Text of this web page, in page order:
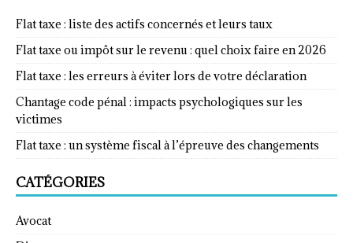
Flat taxe : liste des actifs concernés et leurs taux
Flat taxe ou impôt sur le revenu : quel choix faire en 2026
Flat taxe : les erreurs à éviter lors de votre déclaration
Chantage code pénal : impacts psychologiques sur les
victimes
Flat taxe : un système fiscal à l’épreuve des changements
CATÉGORIES
Avocat